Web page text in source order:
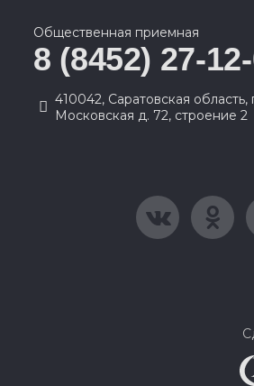
Общественная приемная
8 (8452) 27-
410042, Саратовская область,
Московская д. 72, строение 2